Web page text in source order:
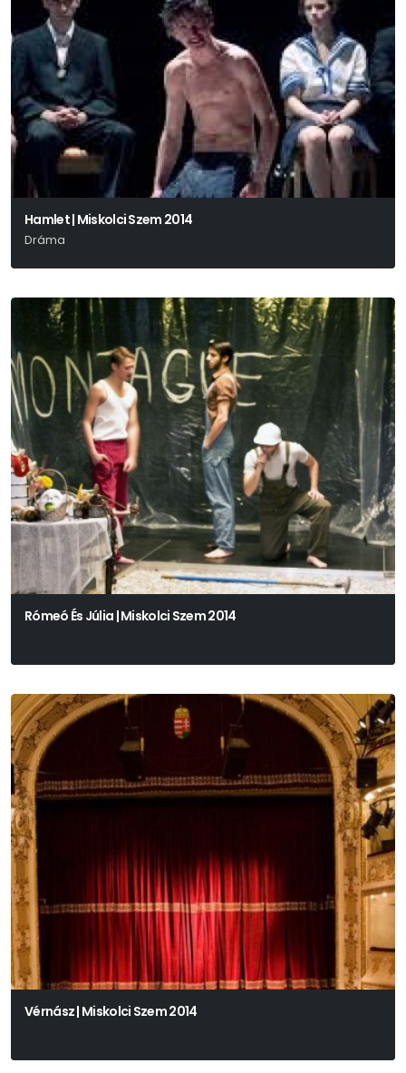
Hamlet | Miskolci Szem 2014
Dráma
Rómeó És Júlia | Miskolci Szem 2014
Vérnász | Miskolci Szem 2014